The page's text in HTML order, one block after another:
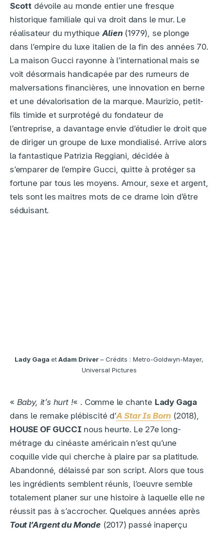
Scott dévoile au monde entier une fresque
historique familiale qui va droit dans le mur. Le
réalisateur du mythique Alien(1979), se plonge
dans l’empire du luxe italien de la fin des années 70.
La maison Gucci rayonne à l’international mais se
voit désormais handicapée par des rumeurs de
malversations financières, une innovation en berne
et une dévalorisation de la marque. Maurizio, petit-
fils timide et surprotégé du fondateur de
l’entreprise, a davantage envie d’étudier le droit que
de diriger un groupe de luxe mondialisé. Arrive alors
la fantastique Patrizia Reggiani, décidée à
s’emparer de l’empire Gucci, quitte à protéger sa
fortune par tous les moyens. Amour, sexe et argent,
tels sont les maitres mots de ce drame loin d’être
séduisant.
Lady Gaga etAdam Driver– Crédits : Metro-Goldwyn-Mayer,
Universal Pictures
« Baby, it’s hurt !« . Comme le chante Lady Gaga
dans le remake plébiscité d’A Star Is Born (2018),
HOUSE OF GUCCI nous heurte. Le 27e long-
métrage du cinéaste américain n’est qu’une
coquille vide qui cherche à plaire par sa platitude.
Abandonné, délaissé par son script. Alors que tous
les ingrédients semblent réunis, l’oeuvre semble
totalement planer sur une histoire à laquelle elle ne
réussit pas à s’accrocher. Quelques années après
Tout l’Argent du Monde(2017) passé inaperçu